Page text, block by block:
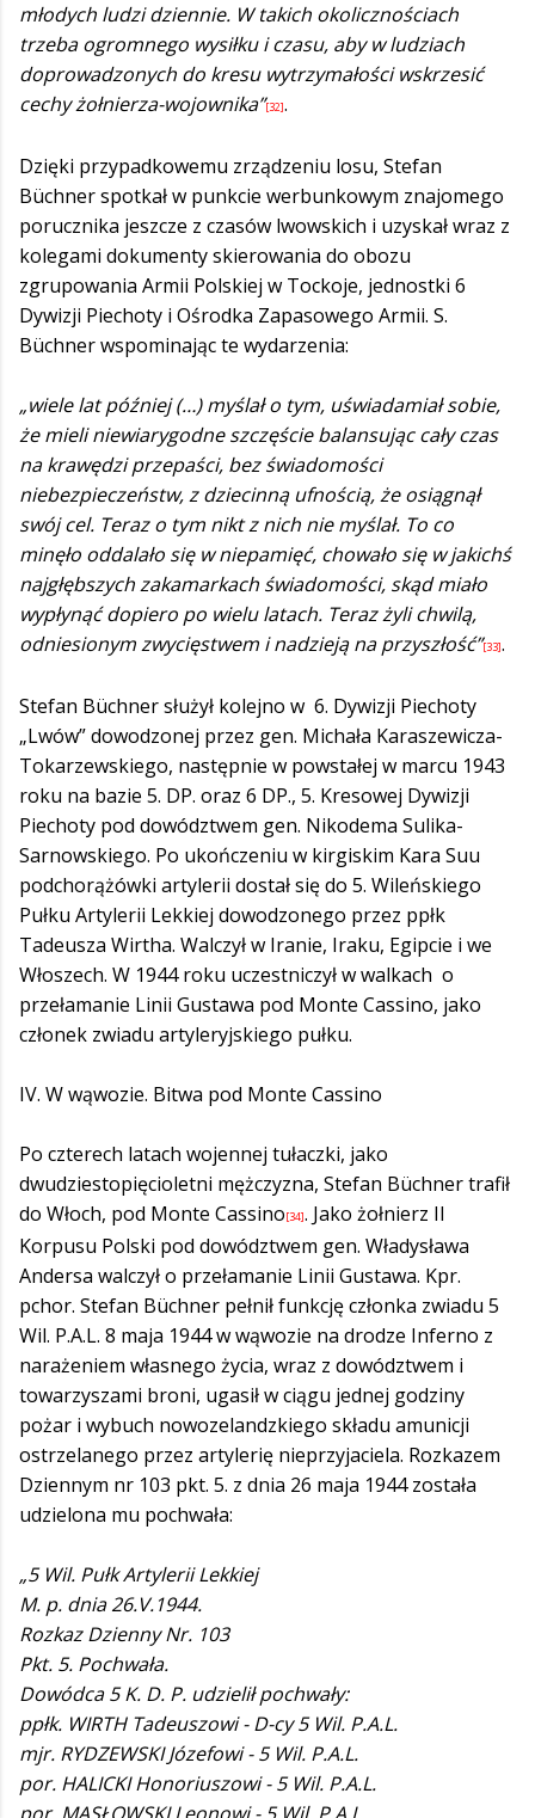
młodych ludzi dziennie. W takich okolicznościach
trzeba ogromnego wysiłku i czasu, aby w ludziach
doprowadzonych do kresu wytrzymałości wskrzesić
cechy żołnierza-wojownika”[32].
Dzięki przypadkowemu zrządzeniu losu, Stefan
Büchner spotkał w punkcie werbunkowym znajomego
porucznika jeszcze z czasów lwowskich i uzyskał wraz z
kolegami dokumenty skierowania do obozu
zgrupowania Armii Polskiej w Tockoje, jednostki 6
Dywizji Piechoty i Ośrodka Zapasowego Armii. S.
Büchner wspominając te wydarzenia:
„wiele lat później (…) myślał o tym, uświadamiał sobie,
że mieli niewiarygodne szczęście balansując cały czas
na krawędzi przepaści, bez świadomości
niebezpieczeństw, z dziecinną ufnością, że osiągnął
swój cel. Teraz o tym nikt z nich nie myślał. To co
minęło oddalało się w niepamięć, chowało się w jakichś
najgłębszych zakamarkach świadomości, skąd miało
wypłynąć dopiero po wielu latach. Teraz żyli chwilą,
odniesionym zwycięstwem i nadzieją na przyszłość”[33].
Stefan Büchner służył kolejno w 6. Dywizji Piechoty
„Lwów” dowodzonej przez gen. Michała Karaszewicza-
Tokarzewskiego, następnie w powstałej w marcu 1943
roku na bazie 5. DP. oraz 6 DP., 5. Kresowej Dywizji
Piechoty pod dowództwem gen. Nikodema Sulika-
Sarnowskiego. Po ukończeniu w kirgiskim Kara Suu
podchorążówki artylerii dostał się do 5. Wileńskiego
Pułku Artylerii Lekkiej dowodzonego przez ppłk
Tadeusza Wirtha. Walczył w Iranie, Iraku, Egipcie i we
Włoszech. W 1944 roku uczestniczył w walkach o
przełamanie Linii Gustawa pod Monte Cassino, jako
członek zwiadu artyleryjskiego pułku.
IV. W wąwozie. Bitwa pod Monte Cassino
Po czterech latach wojennej tułaczki, jako
dwudziestopięcioletni mężczyzna, Stefan Büchner trafił
do Włoch, pod Monte Cassino[34]. Jako żołnierz II
Korpusu Polski pod dowództwem gen. Władysława
Andersa walczył o przełamanie Linii Gustawa. Kpr.
pchor. Stefan Büchner pełnił funkcję członka zwiadu 5
Wil. P.A.L. 8 maja 1944 w wąwozie na drodze Inferno z
narażeniem własnego życia, wraz z dowództwem i
towarzyszami broni, ugasił w ciągu jednej godziny
pożar i wybuch nowozelandzkiego składu amunicji
ostrzelanego przez artylerię nieprzyjaciela. Rozkazem
Dziennym nr 103 pkt. 5. z dnia 26 maja 1944 została
udzielona mu pochwała:
„5 Wil. Pułk Artylerii Lekkiej
M. p. dnia 26.V.1944.
Rozkaz Dzienny Nr. 103
Pkt. 5. Pochwała.
Dowódca 5 K. D. P. udzielił pochwały:
ppłk. WIRTH Tadeuszowi - D-cy 5 Wil. P.A.L.
mjr. RYDZEWSKI Józefowi - 5 Wil. P.A.L.
por. HALICKI Honoriuszowi - 5 Wil. P.A.L.